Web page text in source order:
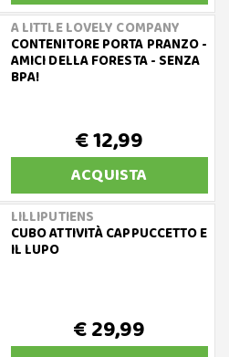
A LITTLE LOVELY COMPANY
CONTENITORE PORTA PRANZO -
AMICI DELLA FORESTA - SENZA
BPA!
€ 12,99
ACQUISTA
LILLIPUTIENS
CUBO ATTIVITÀ CAPPUCCETTO E
IL LUPO
€ 29,99